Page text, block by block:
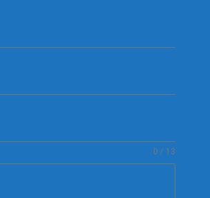
0 / 13